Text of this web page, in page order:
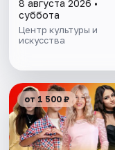
8 августа 2026 •
суббота
Центр культуры и
искусства
от 1 500 ₽